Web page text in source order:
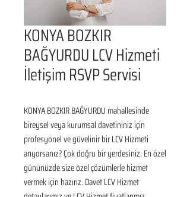
KONYA BOZKIR
BAĞYURDU LCV Hizmeti
İletişim RSVP Servisi
KONYA BOZKIR BAĞYURDU mahallesinde
bireysel veya kurumsal davetininiz için
profesyonel ve güvelinir bir LCV Hizmeti
arıyorsanız? Çok doğru bir yerdesiniz. En özel
gününüzde size özel çözümlerle hizmet
vermek için hazırız. Davet LCV Hizmet